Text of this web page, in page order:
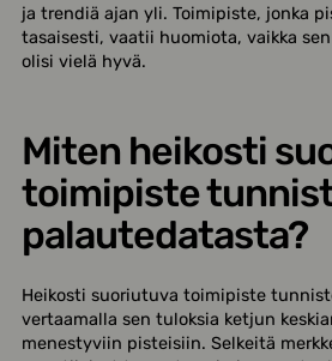
ja trendiä ajan yli. Toimipiste, jonka
tasaisesti, vaatii huomiota, vaikka
olisi vielä hyvä.
Miten heikosti
toimipiste
palautedatasta?
Heikosti suoriutuva toimipiste
vertaamalla sen tuloksia ketjun
menestyviin pisteisiin. Selkeitä